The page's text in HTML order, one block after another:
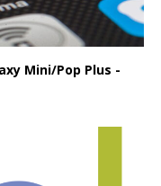
Mini/Pop Plus -